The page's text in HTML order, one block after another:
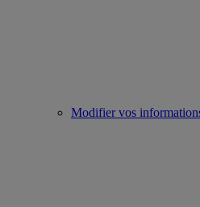
Modifier vos